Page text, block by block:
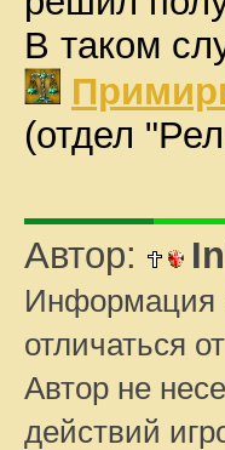
В таком
(отдел
Автор:
Информация
отличаться
Автор не
действий